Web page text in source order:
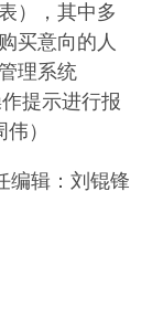
），其中多
买意向的人
理系统
提示进行报
）
编辑：刘锟锋